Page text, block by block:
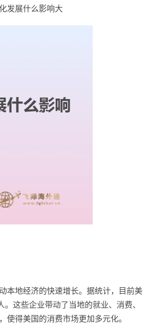
发展什么影响大
本地经济的快速增长。据统计，目前美
这些企业带动了当地的就业、消费、
得美国的消费市场更加多元化。